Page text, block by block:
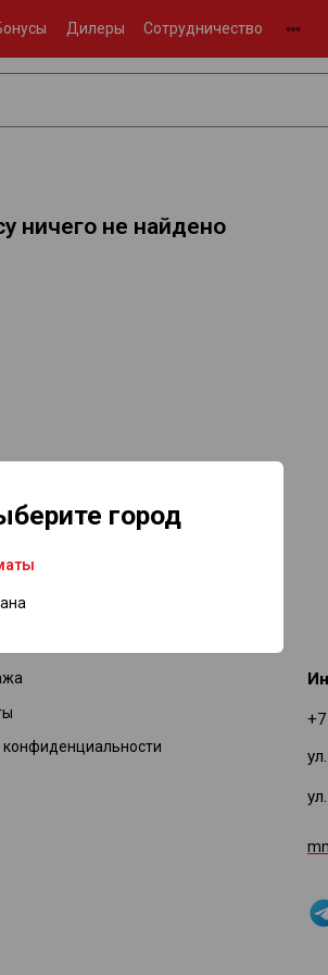
Дилеры Сотрудничество
город
ничего не найдено
конфиденциальности